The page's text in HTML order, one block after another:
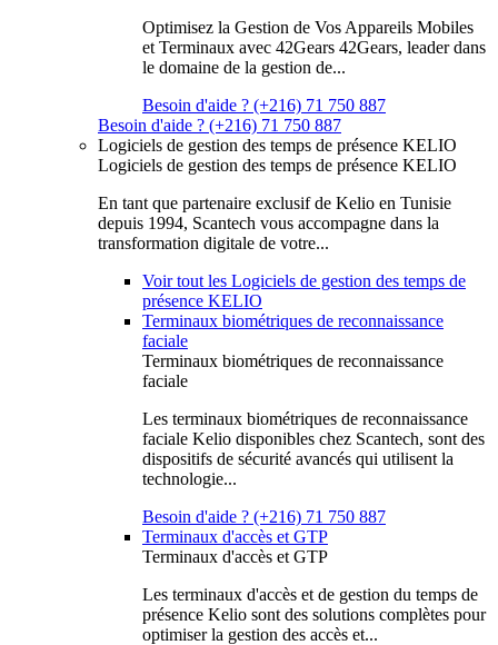
Optimisez la Gestion de Vos Appareils Mobiles
et Terminaux avec 42Gears 42Gears, leader dans
le domaine de la gestion de...
Besoin d'aide ? (+216) 71 750 887
Besoin d'aide ? (+216) 71 750 887
Logiciels de gestion des temps de présence KELIO
Logiciels de gestion des temps de présence KELIO
En tant que partenaire exclusif de Kelio en Tunisie
depuis 1994, Scantech vous accompagne dans la
transformation digitale de votre...
Voir tout les Logiciels de gestion des temps de
présence KELIO
Terminaux biométriques de reconnaissance
faciale
Terminaux biométriques de reconnaissance
faciale
Les terminaux biométriques de reconnaissance
faciale Kelio disponibles chez Scantech, sont des
dispositifs de sécurité avancés qui utilisent la
technologie...
Besoin d'aide ? (+216) 71 750 887
Terminaux d'accès et GTP
Terminaux d'accès et GTP
Les terminaux d'accès et de gestion du temps de
présence Kelio sont des solutions complètes pour
optimiser la gestion des accès et...